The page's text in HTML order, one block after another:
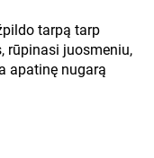
tarpą tarp
rūpinasi juosmeniu,
apatinę nugarą